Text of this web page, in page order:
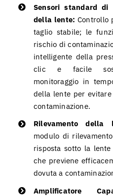
Sensori standard di
della lente: Controllo
taglio stabile; le
rischio di
intelligente della
clic e facile
monitoraggio in
della lente per
contaminazione.
Rilevamento della
modulo di
risposta sotto la
che previene
dovuta a
Amplificatore